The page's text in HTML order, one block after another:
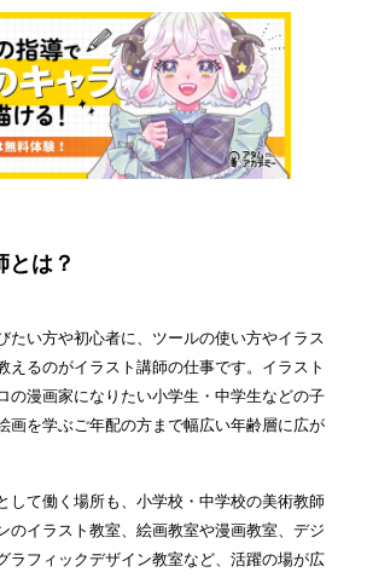
とは？
たい方や初心者に、ツールの使い方やイラス
えるのがイラスト講師の仕事です。イラスト
の漫画家になりたい小学生・中学生などの子
画を学ぶご年配の方まで幅広い年齢層に広が
して働く場所も、小学校・中学校の美術教師
のイラスト教室、絵画教室や漫画教室、デジ
ラフィックデザイン教室など、活躍の場が広